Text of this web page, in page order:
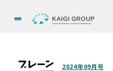
2024年09月号